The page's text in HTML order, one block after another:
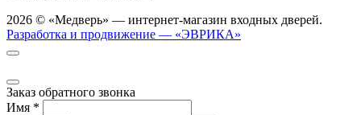
2026 © «Медверь» — интернет-магазин входных дверей.
Разработка и продвижение — «ЭВРИКА»
Заказ обратного звонка
Имя *